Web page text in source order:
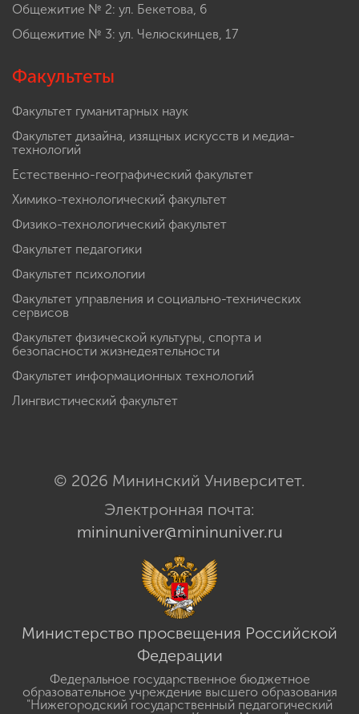
Общежитие № 2: ул. Бекетова, 6
Общежитие № 3: ул. Челюскинцев, 17
Факультеты
Факультет гуманитарных наук
Факультет дизайна, изящных искусств и медиа-
технологий
Естественно-географический факультет
Химико-технологический факультет
Физико-технологический факультет
Факультет педагогики
Факультет психологии
Факультет управления и социально-технических
сервисов
Факультет физической культуры, спорта и
безопасности жизнедеятельности
Факультет информационных технологий
Лингвистический факультет
© 2026 Мининский Университет.
Электронная почта:
mininuniver@mininuniver.ru
Министерство просвещения Российской
Федерации
Федеральное государственное бюджетное
образовательное учреждение высшего образования
"Нижегородский государственный педагогический